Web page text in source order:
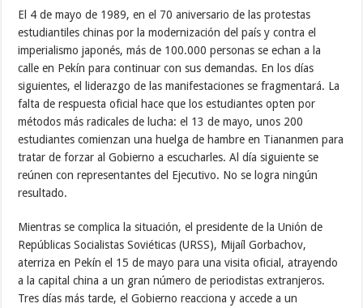
El 4 de mayo de 1989, en el 70 aniversario de las protestas
estudiantiles chinas por la modernización del país y contra el
imperialismo japonés, más de 100.000 personas se echan a la
calle en Pekín para continuar con sus demandas. En los días
siguientes, el liderazgo de las manifestaciones se fragmentará. La
falta de respuesta oficial hace que los estudiantes opten por
métodos más radicales de lucha: el 13 de mayo, unos 200
estudiantes comienzan una huelga de hambre en Tiananmen para
tratar de forzar al Gobierno a escucharles. Al día siguiente se
reúnen con representantes del Ejecutivo. No se logra ningún
resultado.
Mientras se complica la situación, el presidente de la Unión de
Repúblicas Socialistas Soviéticas (URSS), Mijaíl Gorbachov,
aterriza en Pekín el 15 de mayo para una visita oficial, atrayendo
a la capital china a un gran número de periodistas extranjeros.
Tres días más tarde, el Gobierno reacciona y accede a un